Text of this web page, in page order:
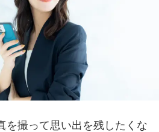
を撮って思い出を残したくな